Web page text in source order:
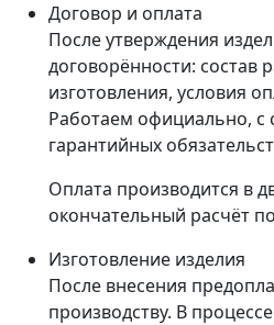
Договор и оплата
После утверждения
договорённости: состав
изготовления, условия
Работаем официально, с
гарантийных
Оплата производится в
окончательный расчёт
Изготовление изделия
После внесения
производству. В